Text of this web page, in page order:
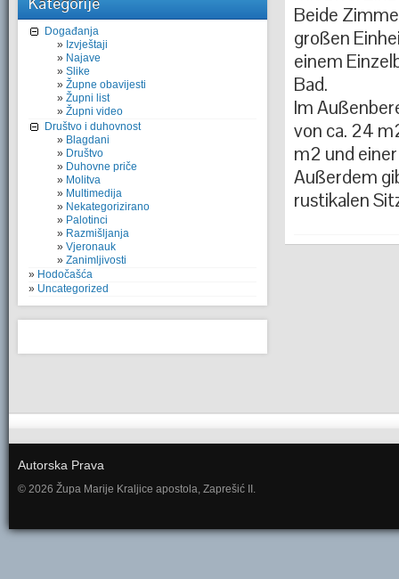
Događanja
Izvještaji
Najave
Slike
Župne obavijesti
Župni list
Župni video
Društvo i duhovnost
Blagdani
Društvo
Duhovne priče
Molitva
Multimedija
Nekategorizirano
Palotinci
Razmišljanja
Vjeronauk
Zanimljivosti
Hodočašća
Uncategorized
Beide
großen
einem
Bad.
Im
von ca. 24
m2 und
Außerdem
rustikalen
Autorska Prava
© 2026 Župa Marije Kraljice apostola, Zaprešić II.